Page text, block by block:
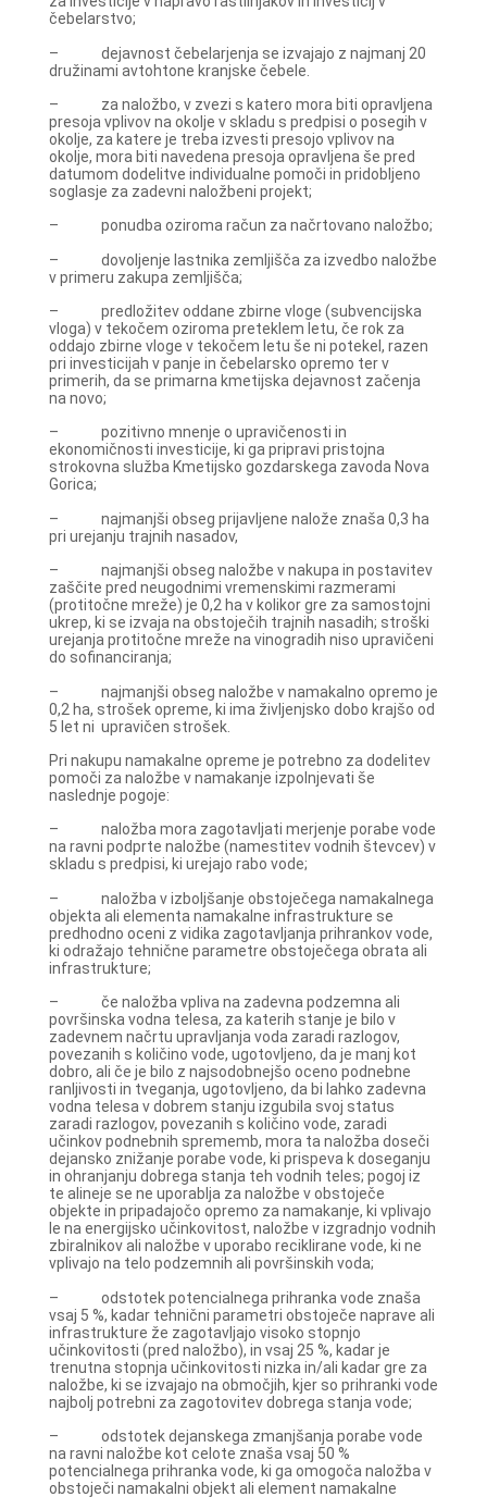
čebelarstvo;
– dejavnost čebelarjenja se izvajajo z najmanj 20
družinami avtohtone kranjske čebele.
– za naložbo, v zvezi s katero mora biti opravljena
presoja vplivov na okolje v skladu s predpisi o posegih v
okolje, za katere je treba izvesti presojo vplivov na
okolje, mora biti navedena presoja opravljena še pred
datumom dodelitve individualne pomoči in pridobljeno
soglasje za zadevni naložbeni projekt;
– ponudba oziroma račun za načrtovano naložbo;
– dovoljenje lastnika zemljišča za izvedbo naložbe
v primeru zakupa zemljišča;
– predložitev oddane zbirne vloge (subvencijska
vloga) v tekočem oziroma preteklem letu, če rok za
oddajo zbirne vloge v tekočem letu še ni potekel, razen
pri investicijah v panje in čebelarsko opremo ter v
primerih, da se primarna kmetijska dejavnost začenja
na novo;
– pozitivno mnenje o upravičenosti in
ekonomičnosti investicije, ki ga pripravi pristojna
strokovna služba Kmetijsko gozdarskega zavoda Nova
Gorica;
– najmanjši obseg prijavljene nalože znaša 0,3 ha
pri urejanju trajnih nasadov,
– najmanjši obseg naložbe v nakupa in postavitev
zaščite pred neugodnimi vremenskimi razmerami
(protitočne mreže) je 0,2 ha v kolikor gre za samostojni
ukrep, ki se izvaja na obstoječih trajnih nasadih; stroški
urejanja protitočne mreže na vinogradih niso upravičeni
do sofinanciranja;
– najmanjši obseg naložbe v namakalno opremo je
0,2 ha, strošek opreme, ki ima življenjsko dobo krajšo od
5 let ni upravičen strošek.
Pri nakupu namakalne opreme je potrebno za dodelitev
pomoči za naložbe v namakanje izpolnjevati še
naslednje pogoje:
– naložba mora zagotavljati merjenje porabe vode
na ravni podprte naložbe (namestitev vodnih števcev) v
skladu s predpisi, ki urejajo rabo vode;
– naložba v izboljšanje obstoječega namakalnega
objekta ali elementa namakalne infrastrukture se
predhodno oceni z vidika zagotavljanja prihrankov vode,
ki odražajo tehnične parametre obstoječega obrata ali
infrastrukture;
– če naložba vpliva na zadevna podzemna ali
površinska vodna telesa, za katerih stanje je bilo v
zadevnem načrtu upravljanja voda zaradi razlogov,
povezanih s količino vode, ugotovljeno, da je manj kot
dobro, ali če je bilo z najsodobnejšo oceno podnebne
ranljivosti in tveganja, ugotovljeno, da bi lahko zadevna
vodna telesa v dobrem stanju izgubila svoj status
zaradi razlogov, povezanih s količino vode, zaradi
učinkov podnebnih sprememb, mora ta naložba doseči
dejansko znižanje porabe vode, ki prispeva k doseganju
in ohranjanju dobrega stanja teh vodnih teles; pogoj iz
te alineje se ne uporablja za naložbe v obstoječe
objekte in pripadajočo opremo za namakanje, ki vplivajo
le na energijsko učinkovitost, naložbe v izgradnjo vodnih
zbiralnikov ali naložbe v uporabo reciklirane vode, ki ne
vplivajo na telo podzemnih ali površinskih voda;
– odstotek potencialnega prihranka vode znaša
vsaj 5 %, kadar tehnični parametri obstoječe naprave ali
infrastrukture že zagotavljajo visoko stopnjo
učinkovitosti (pred naložbo), in vsaj 25 %, kadar je
trenutna stopnja učinkovitosti nizka in/ali kadar gre za
naložbe, ki se izvajajo na območjih, kjer so prihranki vode
najbolj potrebni za zagotovitev dobrega stanja vode;
– odstotek dejanskega zmanjšanja porabe vode
na ravni naložbe kot celote znaša vsaj 50 %
potencialnega prihranka vode, ki ga omogoča naložba v
obstoječi namakalni objekt ali element namakalne